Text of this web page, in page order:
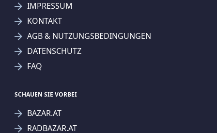
IMPRESSUM
KONTAKT
AGB & NUTZUNGSBEDINGUNGEN
DATENSCHUTZ
FAQ
SCHAUEN SIE VORBEI
BAZAR.AT
RADBAZAR.AT